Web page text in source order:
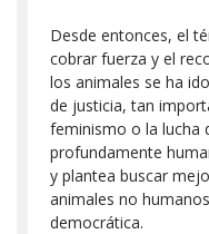
Desde entonces, el
cobrar fuerza y el
los animales se ha
de justicia, tan
feminismo o la lucha
profundamente
y plantea buscar
animales no
democrática.